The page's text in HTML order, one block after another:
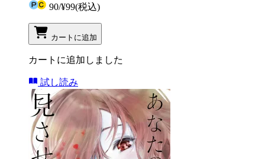
90/¥99(税込)
カートに追加
カートに追加しました
試し読み